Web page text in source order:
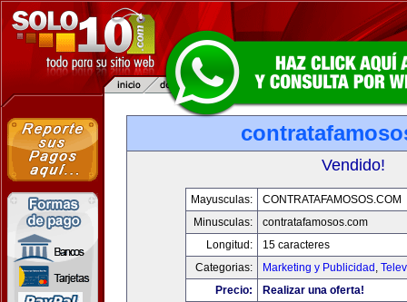
Vendido!
Mayusculas:
CONTRATAFAMOSOS.COM
Minusculas:
contratafamosos.com
Longitud:
15 caracteres
Categorias:
Marketing y Publicidad ,
Precio:
Realizar una oferta!